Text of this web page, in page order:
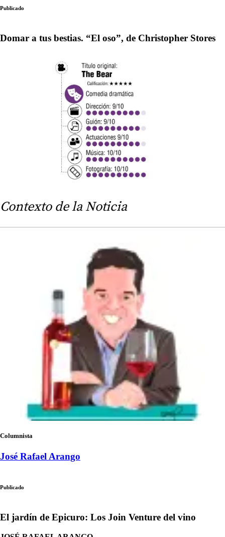
Publicado
Domar a tus bestias. “El oso”, de Christopher Stores
Contexto de la Noticia
Columnista
José Rafael Arango
Publicado
El jardín de Epicuro: Los Join Venture del vino